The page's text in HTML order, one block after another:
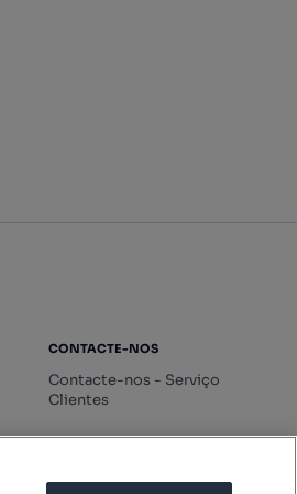
CONTACTE-NOS
Contacte-nos - Serviço
Clientes